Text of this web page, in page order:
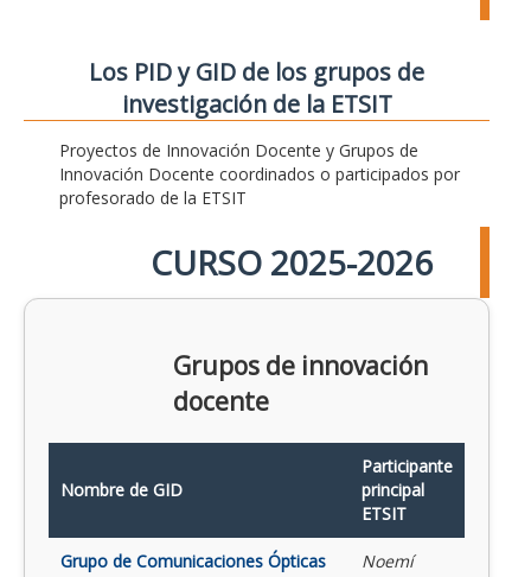
Los PID y GID de los grupos de
investigación de la ETSIT
Proyectos de Innovación Docente y Grupos de
Innovación Docente coordinados o participados por
profesorado de la ETSIT
CURSO 2025-2026
Grupos de innovación
docente
Nombre de GID
Participante
principal
ETSIT
Grupo de Comunicaciones Ópticas
Noemí